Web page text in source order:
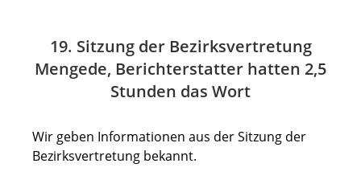
19. Sitzung der Bezirksvertretung
Mengede, Berichterstatter hatten 2,5
Stunden das Wort
Wir geben Informationen aus der Sitzung der
Bezirksvertretung bekannt.